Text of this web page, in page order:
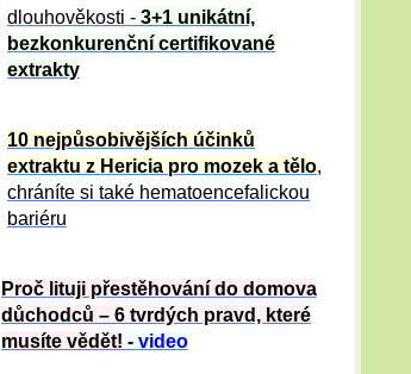
dlouhověkosti - 3+1 unikátní,
bezkonkurenční certifikované
extrakty
10 nejpůsobivějších účinků
extraktu z Hericia pro mozek a tělo,
chráníte si také hematoencefalickou
bariéru
Proč lituji přestěhování do domova
důchodců – 6 tvrdých pravd, které
musíte vědět! - video